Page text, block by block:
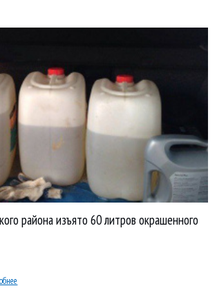
района изъято 60 литров окрашенного